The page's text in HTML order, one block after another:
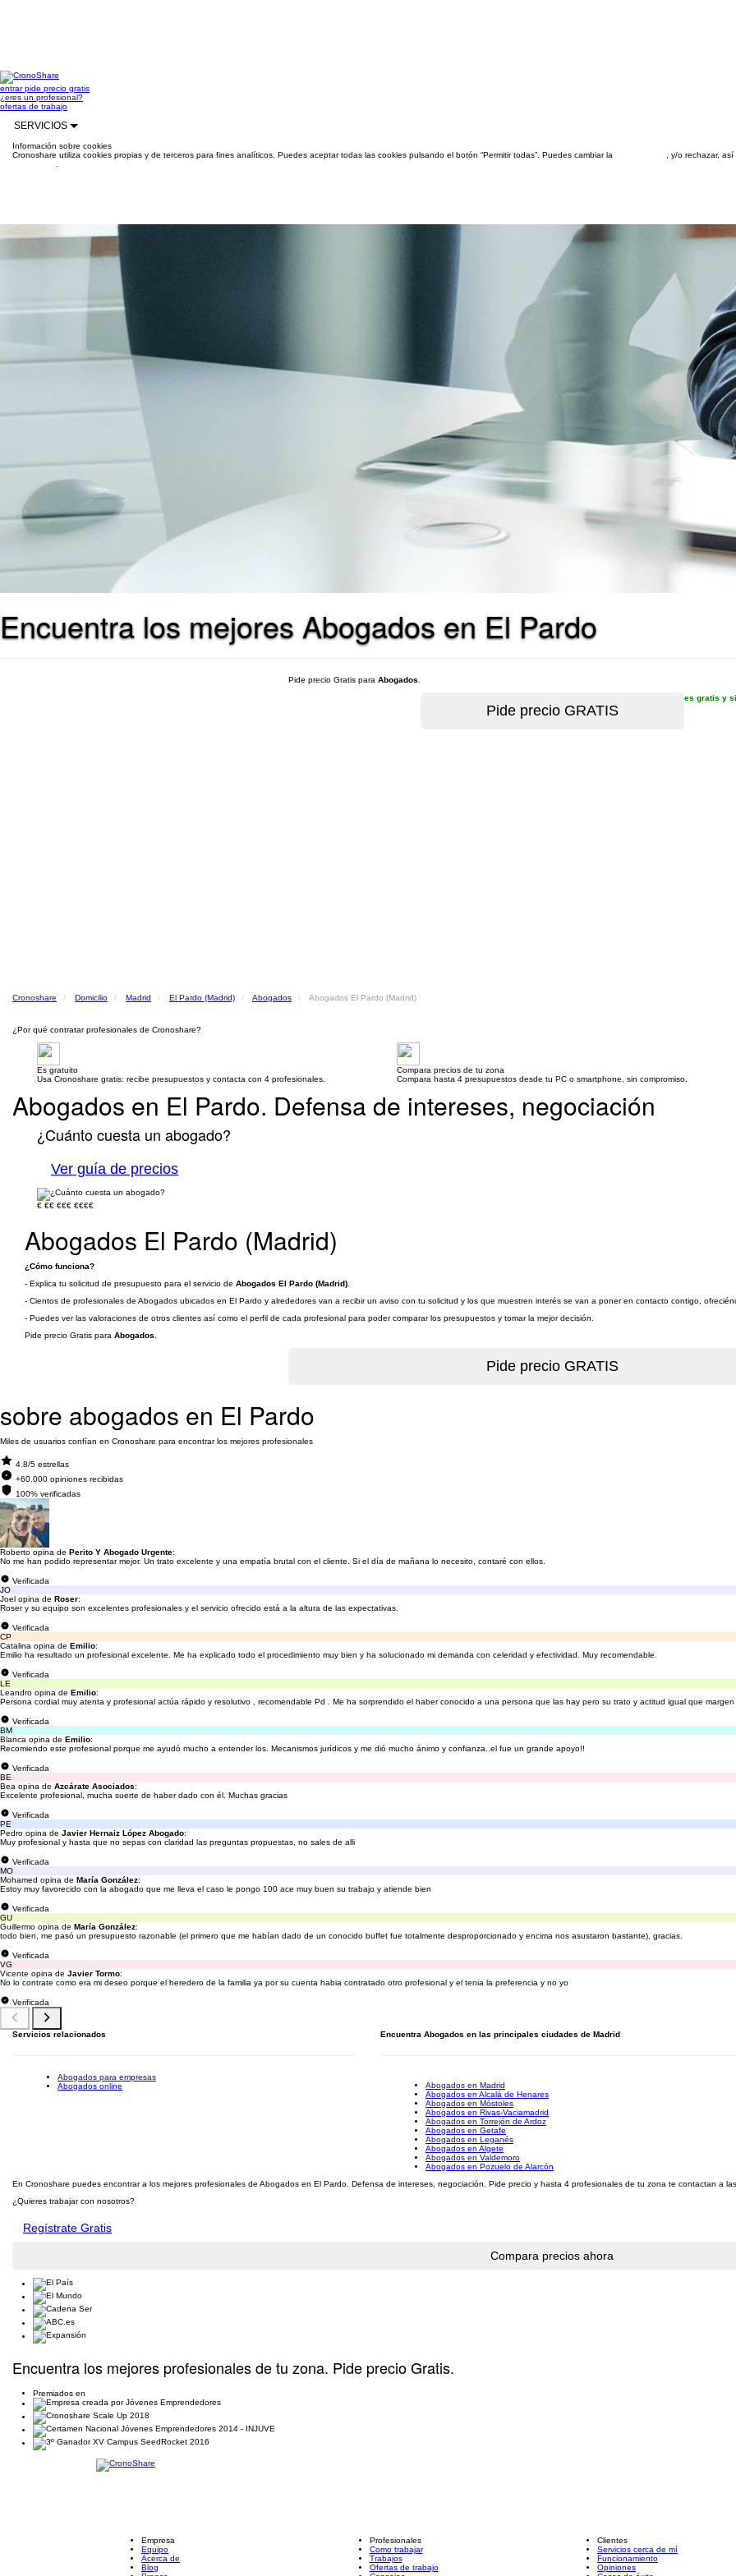
entrarpide precio gratis
¿eres un profesional?
ofertas de trabajo
SERVICIOS
Información sobre cookies
Cronoshare utiliza cookies propias y de terceros para fines analíticos. Puedes aceptar todas las cookies pulsando el botón “Permitir todas”. Puedes cambiar la
, y/o rechazar,
Encuentra los mejores Abogados en El Pardo
Pide precio Gratis para Abogados
es gratis y
Cronoshare Domicilio Madrid El Pardo (Madrid) Abogados Abogados El Pardo (Madrid)
¿Por qué contratar profesionales de Cronoshare?
Es gratuito
Usa Cronoshare gratis: recibe presupuestos y contacta con 4 profesionales.
Compara precios de tu zona
Compara hasta 4 presupuestos desde tu PC o smartphone, sin compromiso.
Abogados en El Pardo. Defensa de intereses, negociación
¿Cuánto cuesta un abogado?
Ver guía de precios
€ €€ €€€ €€€€
Abogados El Pardo (Madrid)
¿Cómo funciona?
- Explica tu solicitud de presupuesto para el servicio de Abogados El Pardo (Madrid)
- Cientos de profesionales de Abogados ubicados en El Pardo y alrededores van a recibir un aviso con tu solicitud y los que muestren interés se van a poner en contacto contigo,
- Puedes ver las valoraciones de otros clientes así como el perfil de cada profesional para poder comparar los presupuestos y tomar la mejor decisión.
Pide precio Gratis para Abogados
sobre abogados en El Pardo
Miles de usuarios confían en Cronoshare para encontrar los mejores profesionales
4.8/5 estrellas
+60.000 opiniones recibidas
100% verificadas
Roberto opina de Perito Y Abogado Urgente:
No me han podido representar mejor. Un trato excelente y una empatía brutal con el cliente. Si el día de mañana lo necesito, contaré con ellos.
Verificada
JO
Joel opina de Roser:
Roser y su equipo son excelentes profesionales y el servicio ofrecido está a la altura de las expectativas.
Verificada
CP
Catalina opina de Emilio:
Emilio ha resultado un profesional excelente. Me ha explicado todo el procedimiento muy bien y ha solucionado mi demanda con celeridad y efectividad. Muy recomendable.
Verificada
LE
Leandro opina de Emilio:
Persona cordial muy atenta y profesional actúa rápido y resolutivo , recomendable Pd . Me ha sorprendido el haber conocido a una persona que las hay pero su trato y actitud igual que margen
Verificada
BM
Blanca opina de Emilio:
Recomiendo este profesional porque me ayudó mucho a entender los. Mecanismos jurídicos y me dió mucho ánimo y confianza..el fue un grande apoyo!!
Verificada
BE
Bea opina de Azcárate Asociados:
Excelente profesional, mucha suerte de haber dado con él. Muchas gracias
Verificada
PE
Pedro opina de Javier Hernaiz López Abogado:
Muy profesional y hasta que no sepas con claridad las preguntas propuestas, no sales de alli
Verificada
MO
Mohamed opina de María González:
Estoy muy favorecido con la abogado que me lleva el caso le pongo 100 ace muy buen su trabajo y atiende bien
Verificada
GU
Guillermo opina de María González:
todo bien, me pasó un presupuesto razonable (el primero que me habían dado de un conocido buffet fue totalmente desproporcionado y encima nos asustaron bastante), gracias.
Verificada
VG
Vicente opina de Javier Tormo:
No lo contrate como era mi deseo porque el heredero de la familia ya por su cuenta habia contratado otro profesional y el tenia la preferencia y no yo
Verificada
Servicios relacionados
Abogados para empresas
Abogados online
Encuentra Abogados en las principales ciudades de Madrid
Abogados en Madrid
Abogados en Alcalá de Henares
Abogados en Móstoles
Abogados en Rivas-Vaciamadrid
Abogados en Torrejón de Ardoz
Abogados en Getafe
Abogados en Leganés
Abogados en Algete
Abogados en Valdemoro
Abogados en Pozuelo de Alarcón
En Cronoshare puedes encontrar a los mejores profesionales de Abogados en El Pardo. Defensa de intereses, negociación. Pide precio y hasta 4 profesionales de tu zona te contactan a
¿Quieres trabajar con nosotros?
Regístrate Gratis
Encuentra los mejores profesionales de tu zona. Pide precio Gratis.
Premiados en
Empresa
Equipo
Acerca de
Blog
Profesionales
Como trabajar
Trabajos
Ofertas de trabajo
Clientes
Servicios cerca de mí
Funcionamiento
Opiniones